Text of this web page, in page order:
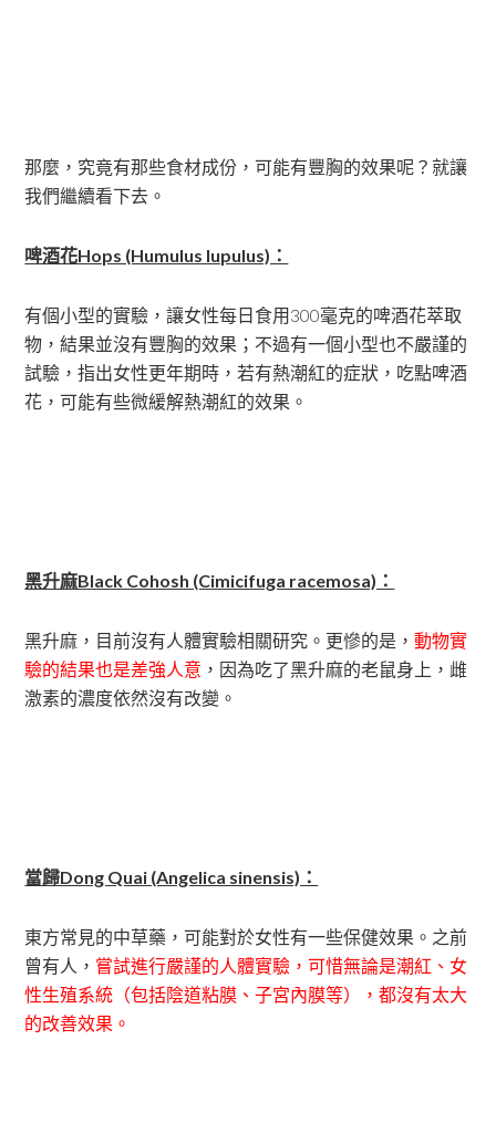
那麼，究竟有那些食材成份，可能有豐胸的效果呢？就讓
我們繼續看下去。
啤酒花Hops (Humulus lupulus)：
有個小型的實驗，讓女性每日食用300毫克的啤酒花萃取
物，結果並沒有豐胸的效果；不過有一個小型也不嚴謹的
試驗，指出女性更年期時，若有熱潮紅的症狀，吃點啤酒
花，可能有些微緩解熱潮紅的效果。
黑升麻Black Cohosh (Cimicifuga racemosa)：
黑升麻，目前沒有人體實驗相關研究。更慘的是，動物實
驗的結果也是差強人意 ，因為吃了黑升麻的老鼠身上，雌
激素的濃度依然沒有改變。
當歸Dong Quai (Angelica sinensis)：
東方常見的中草藥，可能對於女性有一些保健效果。之前
曾有人， 嘗試進行嚴謹的人體實驗，可惜無論是潮紅、女
性生殖系統（包括陰道粘膜、子宮內膜等），都沒有太大
的改善效果。